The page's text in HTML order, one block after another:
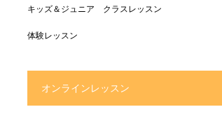
キッズ＆ジュニア クラスレッスン
体験レッスン
オンラインレッスン